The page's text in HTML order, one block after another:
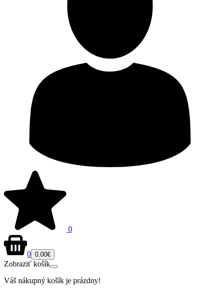
0
0 0.00€
Zobraziť košík
Váš nákupný košík je prázdny!